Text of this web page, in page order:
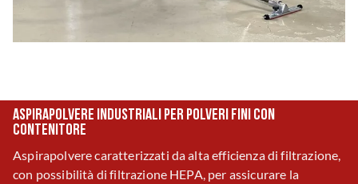
Aspirapolvere industriali per polveri fini con
contenitore
Aspirapolvere caratterizzati da alta efficienza di filtrazione,
con possibilità di filtrazione HEPA, per assicurare la